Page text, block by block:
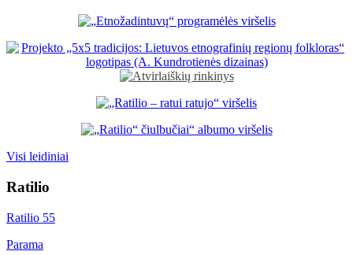
Visi leidiniai
Ratilio
Ratilio 55
Parama